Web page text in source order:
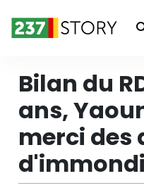
Bilan du
ans,
merci des